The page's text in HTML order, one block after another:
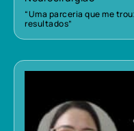
“Uma parceria que me
resultados”